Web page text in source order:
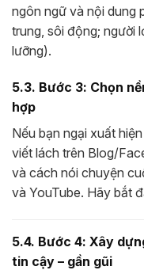
ngôn ngữ và nội dung
trung, sôi động; người
lưỡng).
5.3. Bước 3: Chọn
hợp
Nếu bạn ngại xuất
viết lách trên Blog/
và cách nói chuyện
và YouTube. Hãy bắt
5.4. Bước 4: Xây
tin cậy – gần gũi